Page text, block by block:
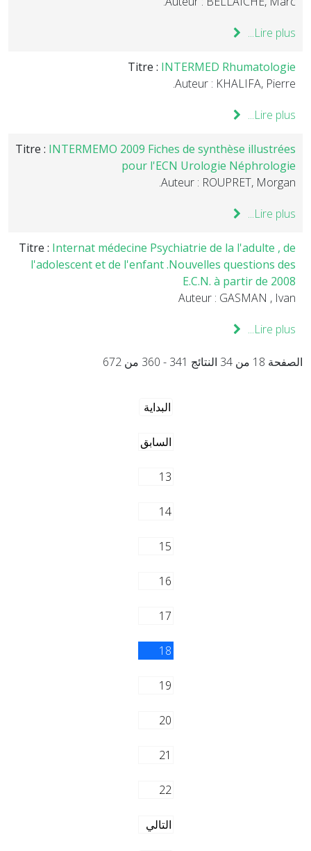
Lire plus...
Titre : INTERMED Rhumatologie
Auteur : KHALIFA, Pierre.
Lire plus...
Titre : INTERMEMO 2009 Fiches de synthèse illustrées
pour l'ECN Urologie Néphrologie
Auteur : ROUPRET, Morgan.
Lire plus...
Titre : Internat médecine Psychiatrie de la l'adulte , de
l'adolescent et de l'enfant .Nouvelles questions des
E.C.N. à partir de 2008
Auteur : GASMAN , Ivan
Lire plus...
الصفحة 18 من 34 النتائج 341 - 360 من 672
البداية
السابق
13
14
15
16
17
18
19
20
21
22
التالي